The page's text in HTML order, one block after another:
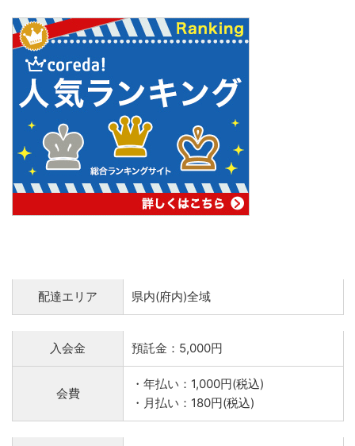
配達エリア 県内(府内)全域
入会金 預託金：5,000円
会費
・年払い：1,000円(税込)
・月払い：180円(税込)